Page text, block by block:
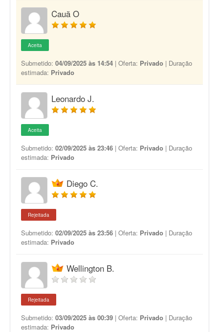
Cauã O
Aceita
Submetido: 04/09/2025 às 14:54 | Oferta: Privado | Duração
estimada: Privado
Leonardo J.
Aceita
Submetido: 02/09/2025 às 23:46 | Oferta: Privado | Duração
estimada: Privado
Diego C.
Rejeitada
Submetido: 02/09/2025 às 23:56 | Oferta: Privado | Duração
estimada: Privado
Wellington B.
Rejeitada
Submetido: 03/09/2025 às 00:39 | Oferta: Privado | Duração
estimada: Privado